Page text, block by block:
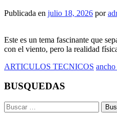
Publicada en julio 18, 2026 por
Este es un tema fascinante que
con el viento, pero la realidad
ARTICULOS TECNICOS ancho
BUSQUEDAS
Buscar: